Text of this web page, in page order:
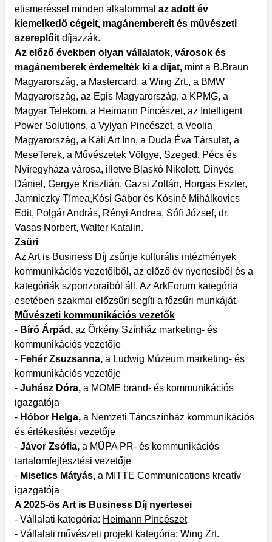
elismeréssel minden alkalommal az adott év
kiemelkedő cégeit, magánembereit és művészeti
szereplőit díjazzák.
Az előző években olyan vállalatok, városok és
magánemberek érdemelték ki a díjat, mint a B.Braun
Magyarország, a Mastercard, a Wing Zrt., a BMW
Magyarország, az Egis Magyarország, a KPMG, a
Magyar Telekom, a Heimann Pincészet, az Intelligent
Power Solutions, a Vylyan Pincészet, a Veolia
Magyarország, a Káli Art Inn, a Duda Éva Társulat, a
MeseTerek, a Művészetek Völgye, Szeged, Pécs és
Nyíregyháza városa, illetve Blaskó Nikolett, Dinyés
Dániel, Gergye Krisztián, Gazsi Zoltán, Horgas Eszter,
Jamniczky Tímea,Kósi Gábor és Kósiné Mihálkovics
Edit, Polgár András, Rényi Andrea, Sófi József, dr.
Vasas Norbert, Walter Katalin.
Zsűri
Az Art is Business Díj zsűrije kulturális intézmények
kommunikációs vezetőiből, az előző év nyertesiből és a
kategóriák szponzoraiból áll. Az ArkForum kategória
esetében szakmai előzsűri segíti a főzsűri munkáját.
Művészeti kommunikációs vezetők
- Bíró Árpád, az Örkény Színház marketing- és
kommunikációs vezetője
- Fehér Zsuzsanna, a Ludwig Múzeum marketing- és
kommunikációs vezetője
- Juhász Dóra, a MOME brand- és kommunikációs
igazgatója
- Hóbor Helga, a Nemzeti Táncszínház kommunikációs
és értékesítési vezetője
- Jávor Zsófia, a MÜPA PR- és kommunikációs
tartalomfejlesztési vezetője
- Misetics Mátyás, a MITTE Communications kreatív
igazgatója
A 2025-ös Art is Business Díj nyertesei
- Vállalati kategória: Heimann Pincészet
- Vállalati művészeti projekt kategória: Wing Zrt.